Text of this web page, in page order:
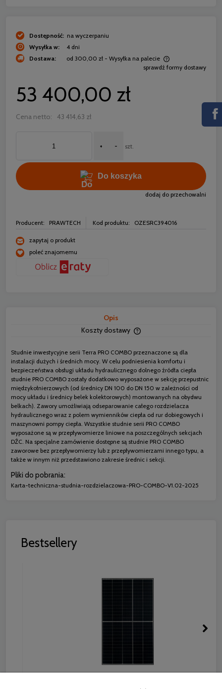
Dostępność: na wyczerpaniu
Wysyłka w:
4 dni
Dostawa:
od 300,00 zł - Wysyłka na palecie
Cena nie zawiera ewentualnych kosztów płatnościsprawdź formy dostawy
53 400,00 zł
Cena netto: 43 414,63 zł
+ - szt.
Do koszyka
dodaj do przechowalni
Producent: PRAWTECH Kod produktu: OZESRC394016
zapytaj o produkt
poleć znajomemu
Opis
Koszty dostawy
Studnie inwestycyjne serii Terra PRO COMBO przeznaczone są dla
instalacji dużych i średnich mocy. W celu podniesienia komfortu i
bezpieczeństwa obsługi układu hydraulicznego dolnego źródła ciepła
studnie PRO COMBO zostały dodatkowo wyposażone w sekcję przepustnic
międzykołnierzowych (od średnicy DN 100 do DN 150 w zależności od
mocy układu i średnicy belek kolektorowych) montowanych na obydwu
belkach). Zawory umożliwiają odseparowanie całego rozdzielacza
hydraulicznego wraz z polem wymienników ciepła od rur dobiegowych i
maszynowni pompy ciepła. Wszystkie studnie serii PRO COMBO
wyposażone są w przepływomierze liniowe na poszczególnych sekcjach
DŹC. Na specjalne zamówienie dostępne są studnie PRO COMBO
zaworowe bez przepływomierzy lub z przepływomierzami innego typu, a
także w innym niż przedstawiono zakresie średnic i sekcji.
Pliki do pobrania:
Karta-techniczna-studnia-rozdzielaczowa-PRO-COMBO-V1.02-2025
Bestsellery